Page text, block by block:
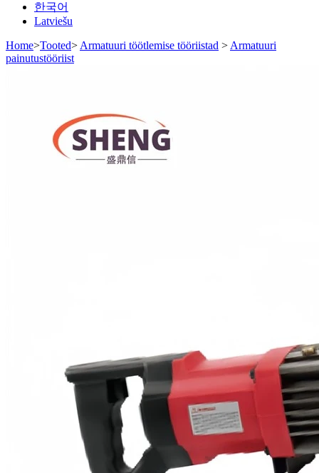
한국어
Latviešu
Home>Tooted> Armatuuri töötlemise tööriistad > Armatuuri
painutustööriist